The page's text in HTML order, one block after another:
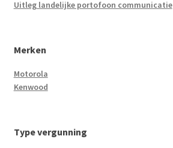
Uitleg landelijke portofoon communicatie
Merken
Motorola
Kenwood
Type vergunning